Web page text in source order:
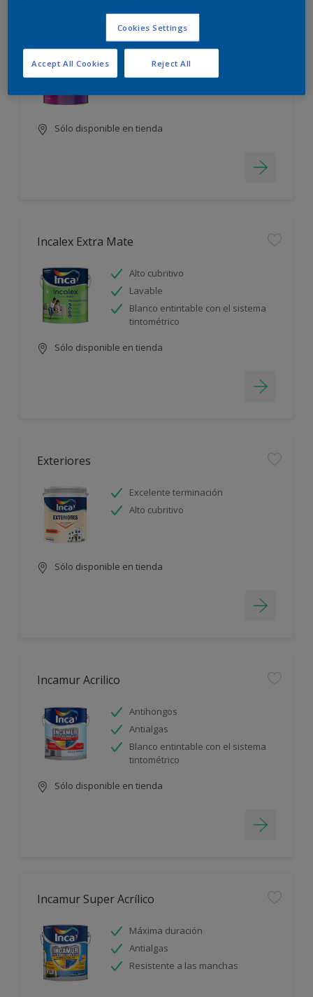
Incalex Toque Sublime Design Mate
Excelente terminación
Alto cubritivo
Sólo disponible en tienda
Incalex Extra Mate
Alto cubritivo
Lavable
Blanco entintable con el sistema
tintométrico
Sólo disponible en tienda
Exteriores
Excelente terminación
Alto cubritivo
Sólo disponible en tienda
Incamur Acrilico
Antihongos
Antialgas
Blanco entintable con el sistema
tintométrico
Sólo disponible en tienda
Incamur Super Acrílico
Máxima duración
Antialgas
Resistente a las manchas
Cookies Settings
Reject All
Accept All Cookies